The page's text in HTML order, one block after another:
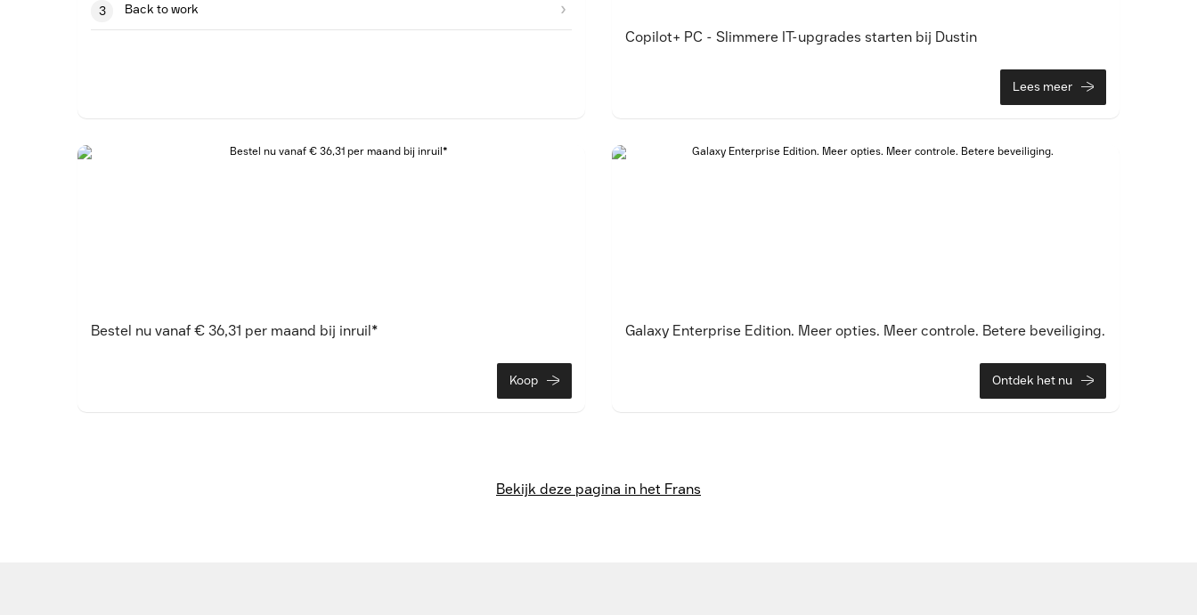
3 Back to work
Copilot+ PC - Slimmere IT-upgrades starten bij Dustin
Lees meer
Bestel nu vanaf € 36,31 per maand bij inruil*
Koop
Galaxy Enterprise Edition. Meer opties. Meer controle. Betere beveiliging.
Ontdek het nu
Bekijk deze pagina in het Frans